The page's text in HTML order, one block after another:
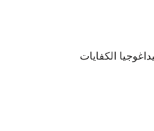
الكفايات